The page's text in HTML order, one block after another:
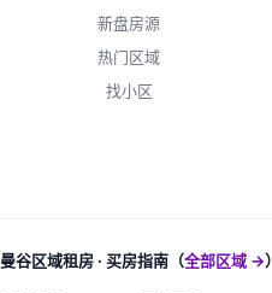
新盘房源
热门区域
找小区
曼谷区域租房 · 买房指南（全部区域 →）